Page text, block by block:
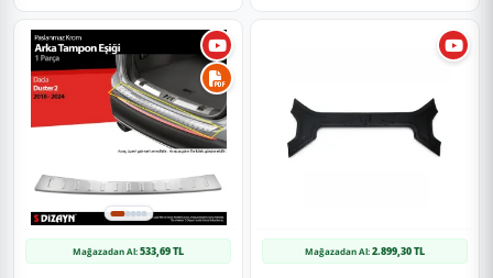
Mağazadan Al:533,69 TL Mağazadan Al:2.899,30 TL